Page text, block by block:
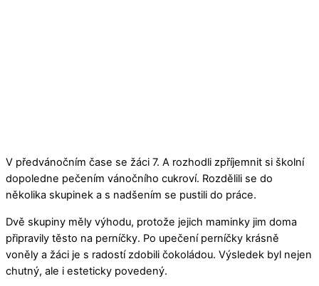
V předvánočním čase se žáci 7. A rozhodli zpříjemnit si školní
dopoledne pečením vánočního cukroví. Rozdělili se do
několika skupinek a s nadšením se pustili do práce.
Dvě skupiny měly výhodu, protože jejich maminky jim doma
připravily těsto na perníčky. Po upečení perníčky krásně
voněly a žáci je s radostí zdobili čokoládou. Výsledek byl nejen
chutný, ale i esteticky povedený.